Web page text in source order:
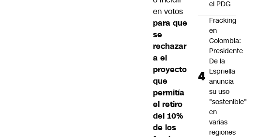
en votos
para que
se
rechazar
a el
proyecto
que
permitía
el retiro
del 10%
de los
el PDG
Fracking
en
Colombia:
Presidente
De la
Espriella
anuncia
su uso
"sostenible"
en
varias
regiones